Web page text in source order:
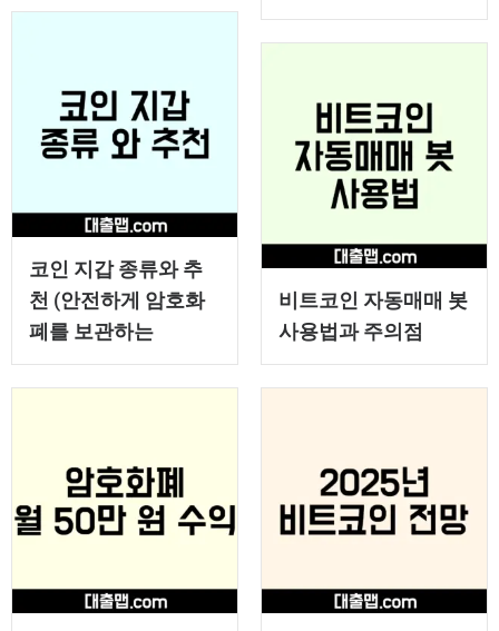
코인 지갑 종류와 추
천 (안전하게 암호화
폐를 보관하는
비트코인 자동매매 봇
사용법과 주의점